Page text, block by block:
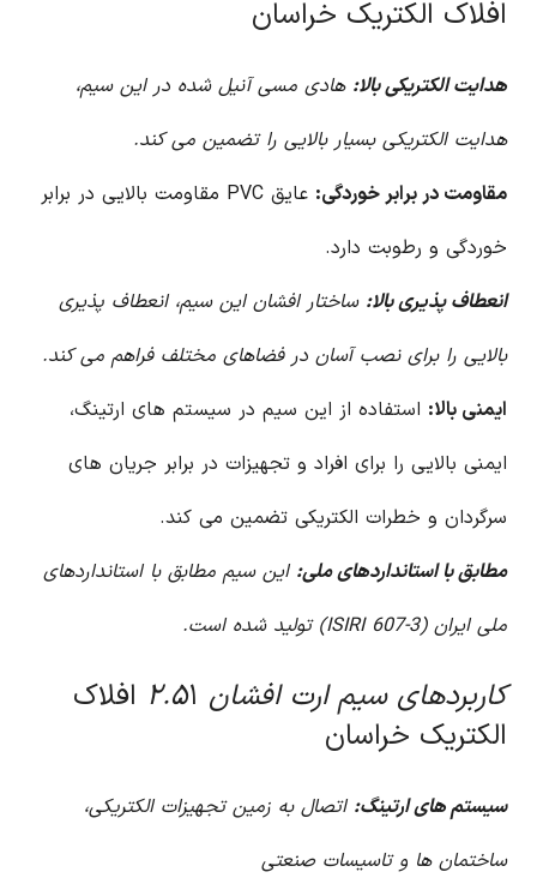
افلاک الکتریک خراسان
هدایت الکتریکی بالا: هادی مسی آنیل شده در این سیم،
هدایت الکتریکی بسیار بالایی را تضمین می کند.
مقاومت در برابر خوردگی:
عایق PVC مقاومت بالایی در برابر
خوردگی و رطوبت دارد.
انعطاف پذیری بالا: ساختار افشان این سیم، انعطاف پذیری
بالایی را برای نصب آسان در فضاهای مختلف فراهم می کند.
ایمنی بالا: استفاده از این سیم در سیستم های ارتینگ،
ایمنی بالایی را برای افراد و تجهیزات در برابر جریان های
سرگردان و خطرات الکتریکی تضمین می کند.
مطابق با استانداردهای ملی: این سیم مطابق با استانداردهای
ملی ایران (ISIRI 607-3) تولید شده است.
کاربردهای سیم ارت افشان ۲.۵
۱ افلاک
الکتریک خراسان
سیستم های ارتینگ: اتصال به زمین تجهیزات الکتریکی،
ساختمان ها و تاسیسات صنعتی